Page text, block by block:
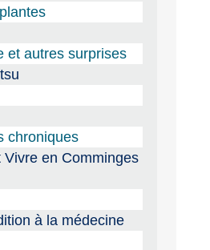
et autres surprises
chroniques
en Comminges
à la médecine